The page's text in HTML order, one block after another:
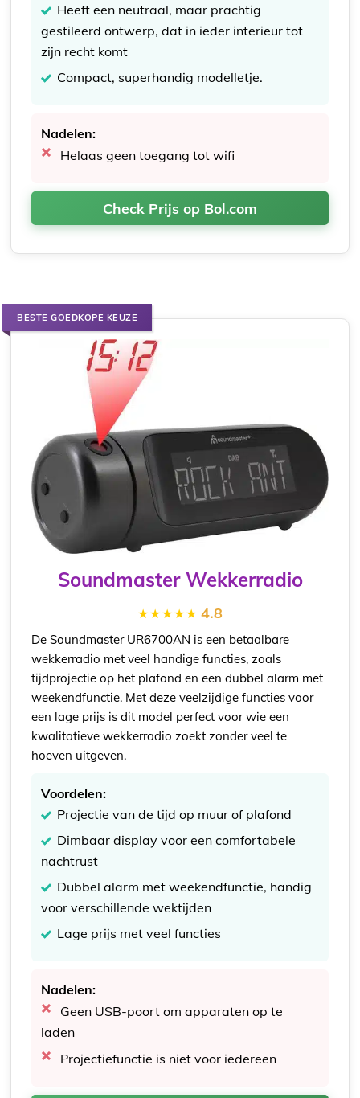
Heeft een neutraal, maar prachtig
gestileerd ontwerp, dat in ieder interieur tot
zijn recht komt
Compact, superhandig modelletje.
Nadelen:
Helaas geen toegang tot wifi
Check Prijs op Bol.com
BESTE GOEDKOPE KEUZE
Soundmaster Wekkerradio
4.8
De Soundmaster UR6700AN is een betaalbare
wekkerradio met veel handige functies, zoals
tijdprojectie op het plafond en een dubbel alarm met
weekendfunctie. Met deze veelzijdige functies voor
een lage prijs is dit model perfect voor wie een
kwalitatieve wekkerradio zoekt zonder veel te
hoeven uitgeven.
Voordelen:
Projectie van de tijd op muur of plafond
Dimbaar display voor een comfortabele
nachtrust
Dubbel alarm met weekendfunctie, handig
voor verschillende wektijden
Lage prijs met veel functies
Nadelen:
Geen USB-poort om apparaten op te
laden
Projectiefunctie is niet voor iedereen